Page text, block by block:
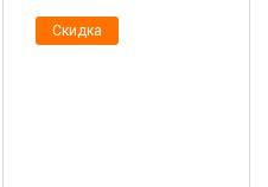
Скидка